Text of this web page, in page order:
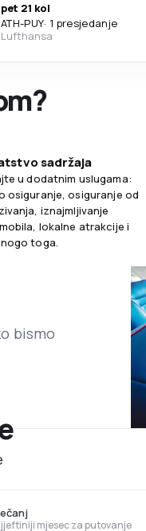
pet 21 kol
ATH-PUY· 1 presjedanje
Lufthansa
sadržaja
u dodatnim uslugama:
osiguranje, osiguranje od
iznajmljivanje
lokalne atrakcije i
toga.
bismo
mjesec za putovanje